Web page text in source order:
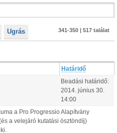
Ugrás 341-350 | 517 találat
Határidő
Beadási határidő:
2014. június 30
14:00
a Pro Progressio Alapítvány
a velejáró kutatási ösztöndíj)